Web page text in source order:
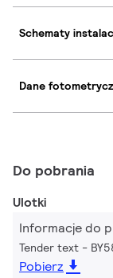
Schematy
Dane
Do pobrania
Ulotki
Informacje do
Tender text -
Pobierz